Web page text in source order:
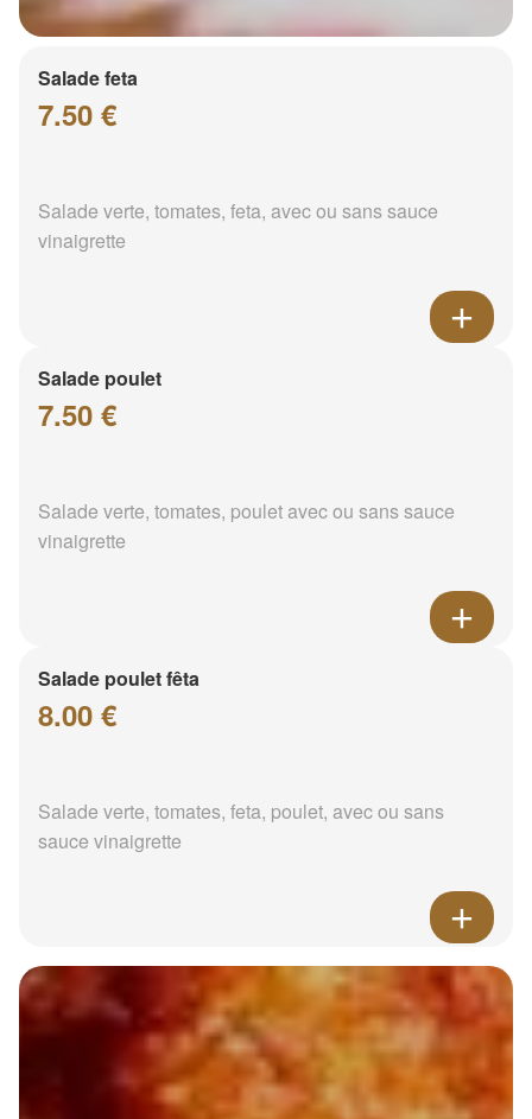
Salade feta
7.50 €
Salade verte, tomates, feta, avec ou sans sauce
vinaigrette
Salade poulet
7.50 €
Salade verte, tomates, poulet avec ou sans sauce
vinaigrette
Salade poulet fêta
8.00 €
Salade verte, tomates, feta, poulet, avec ou sans
sauce vinaigrette